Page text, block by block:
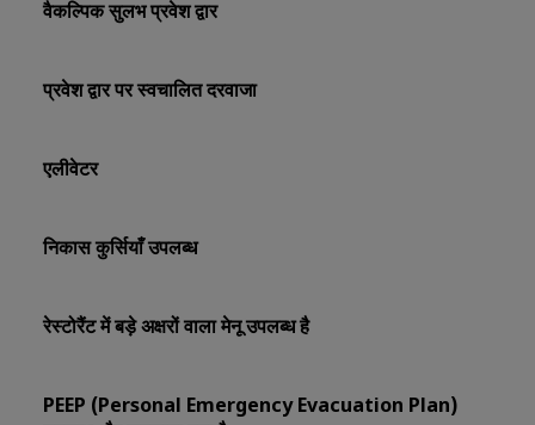
वैकल्पिक सुलभ प्रवेश द्वार
प्रवेश द्वार पर स्वचालित दरवाजा
एलीवेटर
निकास कुर्सियाँ उपलब्ध
रेस्टोरैंट में बड़े अक्षरों वाला मेनू उपलब्ध है
PEEP (Personal Emergency Evacuation Plan)